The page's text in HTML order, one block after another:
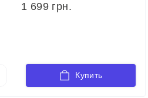
1 699 грн.
Купить